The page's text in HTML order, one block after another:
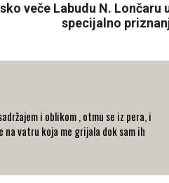
veče Labudu N. Lončaru
specijalno
i oblikom , otmu se iz pera, i
na vatru koja me grijala dok sam ih